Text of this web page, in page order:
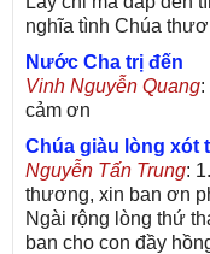
nghĩa tình Chúa
Nước Cha trị đến
Vinh Nguyễn Quang:
cảm ơn
Chúa giàu lòng xót
Nguyễn Tấn Trung:
thương, xin ban ơn
Ngài rộng lòng thứ
ban cho con đầy